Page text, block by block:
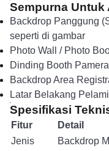
Sempurna Untuk
Backdrop Panggung
seperti di gambar
Photo Wall / Photo
Dinding Booth
Backdrop Area
Latar Belakang
Spesifikasi
Fitur
Detail
Jenis
Backdrop